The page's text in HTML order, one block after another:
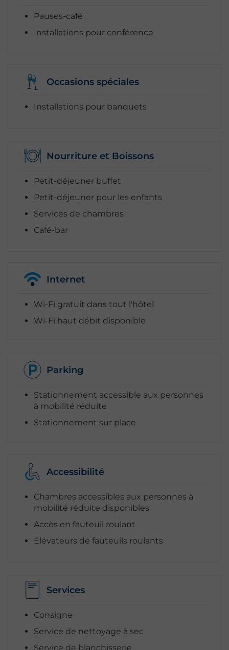
Pauses-café
Installations pour conférence
Occasions spéciales
Installations pour banquets
Nourriture et Boissons
Petit-déjeuner buffet
Petit-déjeuner pour les enfants
Services de chambres
Café-bar
Internet
Wi-Fi gratuit dans tout l'hôtel
Wi-Fi haut débit disponible
Parking
Stationnement accessible aux personnes
à mobilité réduite
Stationnement sur place
Accessibilité
Chambres accessibles aux personnes à
mobilité réduite disponibles
Accès en fauteuil roulant
Élévateurs de fauteuils roulants
Services
Consigne
Service de nettoyage à sec
Service de blanchisserie
Rechercher
Destination
Occupation